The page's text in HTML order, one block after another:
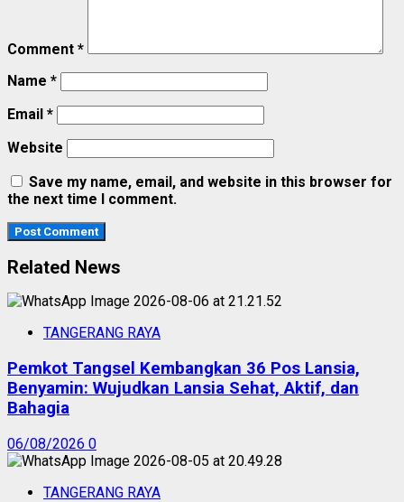
Comment *
Name *
Email *
Website
Save my name, email, and website in this browser for
the next time I comment.
Related News
TANGERANG RAYA
Pemkot Tangsel Kembangkan 36 Pos Lansia,
Benyamin: Wujudkan Lansia Sehat, Aktif, dan
Bahagia
06/08/2026 0
TANGERANG RAYA